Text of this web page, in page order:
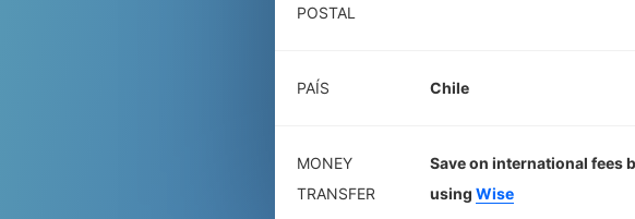
POSTAL
PAÍS Chile
MONEY
TRANSFER
Save on international fees
using Wise